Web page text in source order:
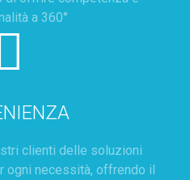
a 360°
clienti delle soluzioni
ogni necessità, offrendo il